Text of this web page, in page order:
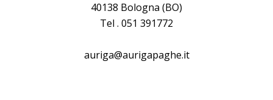
40138 Bologna (BO)
Tel . 051 391772
auriga@aurigapaghe.it